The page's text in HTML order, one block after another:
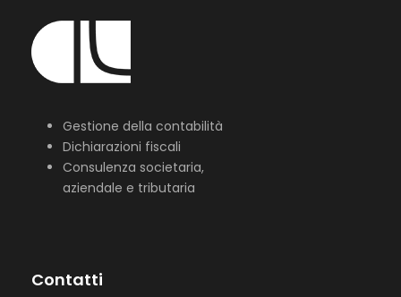
Gestione della contabilità
Dichiarazioni fiscali
Consulenza societaria,
aziendale e tributaria
Contatti